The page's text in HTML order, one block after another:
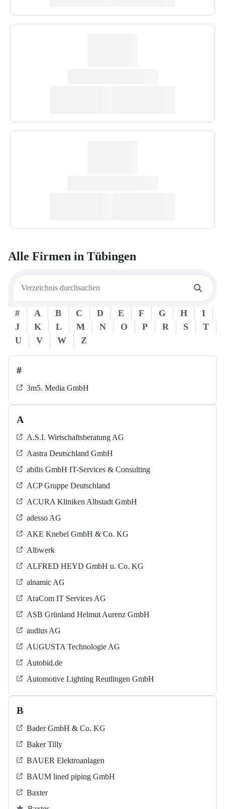
Alle Firmen in Tübingen
# A B C D E F G H
I
J
K L M N O P R S
T
U
V W Z
#
3m5. Media GmbH
A
A.S.I. Wirtschaftsberatung AG
Aastra Deutschland GmbH
abilis GmbH IT-Services & Consulting
ACP Gruppe Deutschland
ACURA Kliniken Albstadt GmbH
adesso AG
AKE Knebel GmbH & Co. KG
Albwerk
ALFRED HEYD GmbH u. Co. KG
alnamic AG
AraCom IT Services AG
ASB Grün­land Helmut Au­renz GmbH
audius AG
AUGUSTA Technologie AG
Autobid.de
Automotive Lighting Reutlingen GmbH
B
Bader GmbH & Co. KG
Baker Tilly
BAUER Elektroanlagen
BAUM lined piping GmbH
Baxter